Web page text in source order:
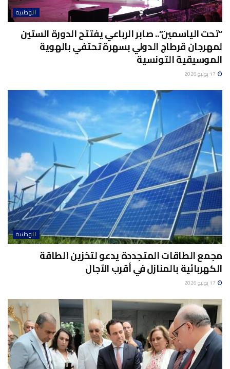
الوطنية
“تحت الياسمين”.. صابر الرباعي يفتتح الدورة الستين
لمهرجان قرطاج الدولي بسهرة تحتفي بالهوية
الموسيقية التونسية
الوطنية
مجمع الطاقات المتجددة يدعو لتخزين الطاقة
الكهربائية بالمنازل في أقرب الآجال